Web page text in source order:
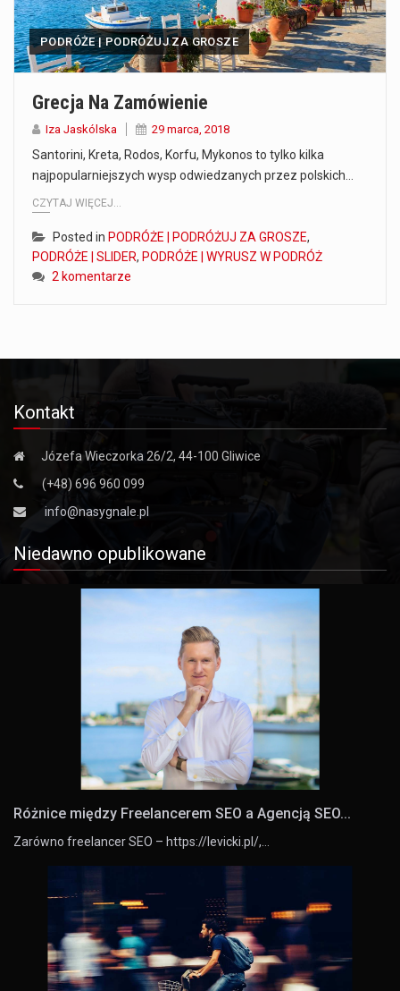
PODRÓŻE | PODRÓŻUJ ZA GROSZE
Grecja Na Zamówienie
Iza Jaskólska 29 marca, 2018
Santorini, Kreta, Rodos, Korfu, Mykonos to tylko kilka
najpopularniejszych wysp odwiedzanych przez polskich…
CZYTAJ WIĘCEJ...
Posted in PODRÓŻE | PODRÓŻUJ ZA GROSZE,
PODRÓŻE | SLIDER, PODRÓŻE | WYRUSZ W PODRÓŻ
2 komentarze
Kontakt
Józefa Wieczorka 26/2, 44-100 Gliwice
(+48) 696 960 099
info@nasygnale.pl
Niedawno opublikowane
Różnice między Freelancerem SEO a Agencją SEO...
Zarówno freelancer SEO – https://levicki.pl/,…